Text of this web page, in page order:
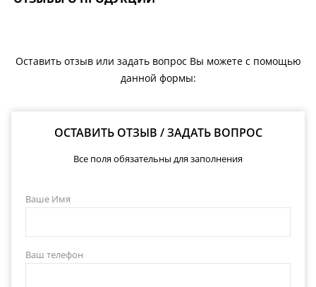
Оставить отзыв или задать вопрос Вы можете с помощью
данной формы:
ОСТАВИТЬ ОТЗЫВ / ЗАДАТЬ ВОПРОС
Все поля обязательны для заполнения
Ваше Имя
Ваш телефон